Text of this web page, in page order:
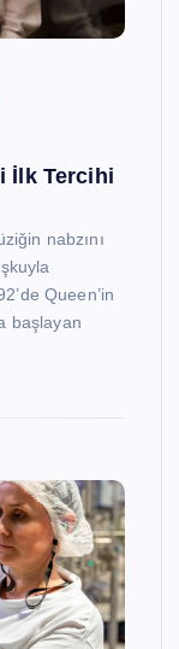
İlk Tercihi
nabzını
Queen’in
başlayan